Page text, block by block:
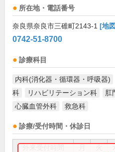
所在地・電話番号
奈良県奈良市三碓町2143-1 [地
0742-51-8700
診療科目
内科(消化器・循環器・呼吸器)
科
リハビリテーション科 肛
心臓血管外科
救急科
診療/受付時間・休診日